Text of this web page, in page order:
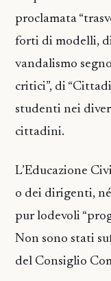
proclamata
forti di modelli,
vandalismo
critici”, di
studenti nei
cittadini.
L’Educazione
o dei dirigenti,
pur lodevoli
Non sono stati
del Consiglio